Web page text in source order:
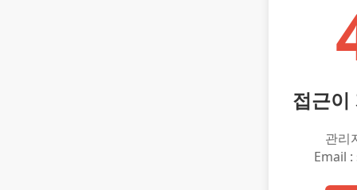
접근이
관리
Email